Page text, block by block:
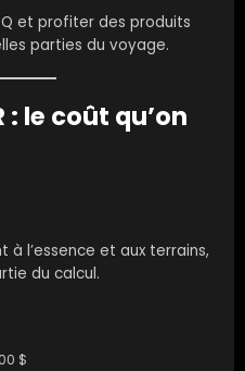
et profiter des produits
parties du voyage.
: le coût qu’on
à l’essence et aux terrains,
du calcul.
$